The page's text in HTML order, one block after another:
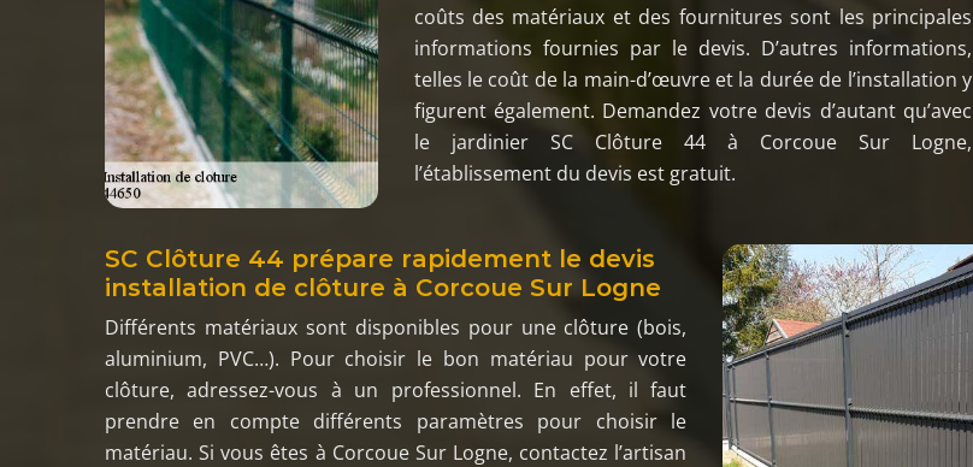
coûts des matériaux et des fournitures sont les principales
informations fournies par le devis. D’autres informations,
telles le coût de la main-d’œuvre et la durée de l’installation y
figurent également. Demandez votre devis d’autant qu’avec
le jardinier SC Clôture 44 à Corcoue Sur Logne,
l’établissement du devis est gratuit.
SC Clôture 44 prépare rapidement le devis
installation de clôture à Corcoue Sur Logne
Différents matériaux sont disponibles pour une clôture (bois,
aluminium, PVC…). Pour choisir le bon matériau pour votre
clôture, adressez-vous à un professionnel. En effet, il faut
prendre en compte différents paramètres pour choisir le
matériau. Si vous êtes à Corcoue Sur Logne, contactez l’artisan